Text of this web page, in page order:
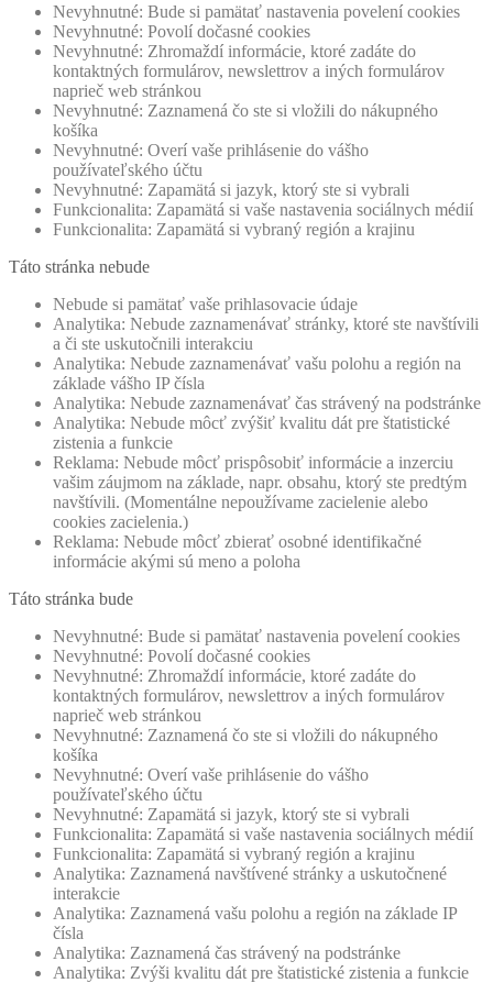
Nevyhnutné: Bude si pamätať nastavenia povelení cookies
Nevyhnutné: Povolí dočasné cookies
Nevyhnutné: Zhromaždí informácie, ktoré zadáte do
kontaktných formulárov, newslettrov a iných formulárov
naprieč web stránkou
Nevyhnutné: Zaznamená čo ste si vložili do nákupného
košíka
Nevyhnutné: Overí vaše prihlásenie do vášho
používateľského účtu
Nevyhnutné: Zapamätá si jazyk, ktorý ste si vybrali
Funkcionalita: Zapamätá si vaše nastavenia sociálnych médií
Funkcionalita: Zapamätá si vybraný región a krajinu
Táto stránka nebude
Nebude si pamätať vaše prihlasovacie údaje
Analytika: Nebude zaznamenávať stránky, ktoré ste navštívili
a či ste uskutočnili interakciu
Analytika: Nebude zaznamenávať vašu polohu a región na
základe vášho IP čísla
Analytika: Nebude zaznamenávať čas strávený na podstránke
Analytika: Nebude môcť zvýšiť kvalitu dát pre štatistické
zistenia a funkcie
Reklama: Nebude môcť prispôsobiť informácie a inzerciu
vašim záujmom na základe, napr. obsahu, ktorý ste predtým
navštívili. (Momentálne nepoužívame zacielenie alebo
cookies zacielenia.)
Reklama: Nebude môcť zbierať osobné identifikačné
informácie akými sú meno a poloha
Táto stránka bude
Nevyhnutné: Bude si pamätať nastavenia povelení cookies
Nevyhnutné: Povolí dočasné cookies
Nevyhnutné: Zhromaždí informácie, ktoré zadáte do
kontaktných formulárov, newslettrov a iných formulárov
naprieč web stránkou
Nevyhnutné: Zaznamená čo ste si vložili do nákupného
košíka
Nevyhnutné: Overí vaše prihlásenie do vášho
používateľského účtu
Nevyhnutné: Zapamätá si jazyk, ktorý ste si vybrali
Funkcionalita: Zapamätá si vaše nastavenia sociálnych médií
Funkcionalita: Zapamätá si vybraný región a krajinu
Analytika: Zaznamená navštívené stránky a uskutočnené
interakcie
Analytika: Zaznamená vašu polohu a región na základe IP
čísla
Analytika: Zaznamená čas strávený na podstránke
Analytika: Zvýši kvalitu dát pre štatistické zistenia a funkcie